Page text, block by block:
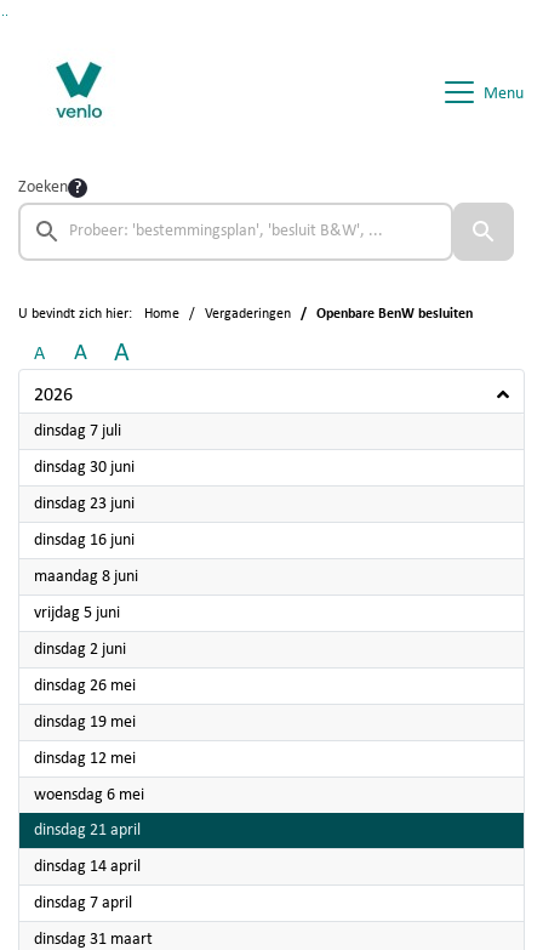
Menu
Zoeken
U bevindt zich hier: Home Vergaderingen Openbare BenW besluiten
A A A
2026
dinsdag 7 juli2026
dinsdag 30 juni2026
dinsdag 23 juni2026
dinsdag 16 juni2026
maandag 8 juni2026
vrijdag 5 juni2026
dinsdag 2 juni2026
dinsdag 26 mei2026
dinsdag 19 mei2026
dinsdag 12 mei2026
woensdag 6 mei2026
dinsdag 21 april
dinsdag 14 april
dinsdag 7 april
dinsdag 31 maart2026